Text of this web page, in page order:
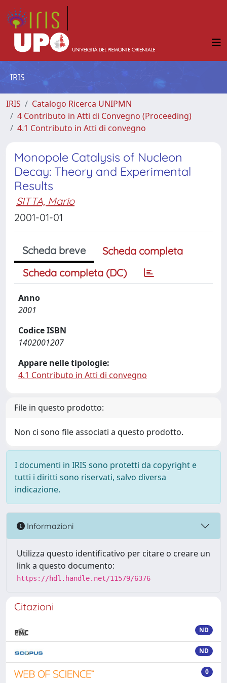
IRIS
IRIS
Catalogo Ricerca UNIPMN
4 Contributo in Atti di Convegno (Proceeding)
4.1 Contributo in Atti di convegno
Monopole Catalysis of Nucleon
Decay: Theory and Experimental
Results
SITTA, Mario
2001-01-01
Scheda breve
Scheda completa
Scheda completa (DC)
Anno
2001
Codice ISBN
1402001207
Appare nelle tipologie:
4.1 Contributo in Atti di convegno
File in questo prodotto:
Non ci sono file associati a questo prodotto.
I documenti in IRIS sono protetti da copyright e
tutti i diritti sono riservati, salvo diversa
indicazione.
Informazioni
Utilizza questo identificativo per citare o creare un
link a questo documento:
https://hdl.handle.net/11579/6376
Citazioni
ND
ND
0